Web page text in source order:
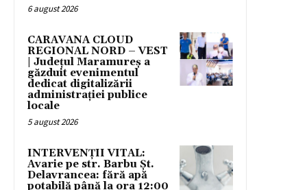
6 august 2026
CARAVANA CLOUD
REGIONAL NORD – VEST
| Județul Maramureș a
găzduit evenimentul
dedicat digitalizării
administrației publice
locale
5 august 2026
INTERVENȚII VITAL:
Avarie pe str. Barbu Șt.
Delavrancea: fără apă
potabilă până la ora 12:00